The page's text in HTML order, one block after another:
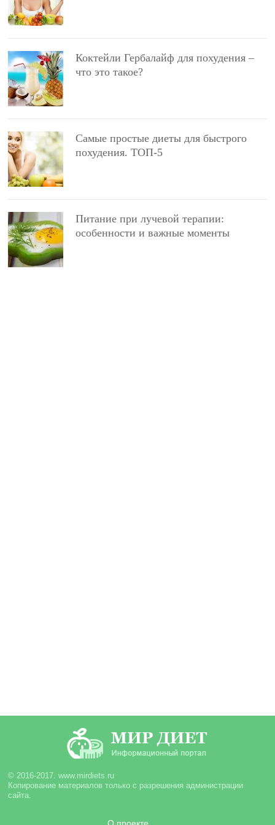
Коктейли Гербалайф для похудения –
что это такое?
Самые простые диеты для быстрого
похудения. ТОП-5
Питание при лучевой терапии:
особенности и важные моменты
© 2016-2017. www.mirdiets.ru
Копирование материалов только с разрешения администрации
сайта.
О проекте